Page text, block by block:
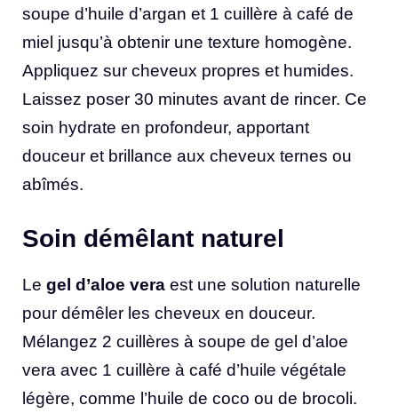
soupe d’huile d’argan et 1 cuillère à café de
miel jusqu’à obtenir une texture homogène.
Appliquez sur cheveux propres et humides.
Laissez poser 30 minutes avant de rincer. Ce
soin hydrate en profondeur, apportant
douceur et brillance aux cheveux ternes ou
abîmés.
Soin démêlant naturel
Le gel d’aloe vera est une solution naturelle
pour démêler les cheveux en douceur.
Mélangez 2 cuillères à soupe de gel d’aloe
vera avec 1 cuillère à café d’huile végétale
légère, comme l’huile de coco ou de brocoli.